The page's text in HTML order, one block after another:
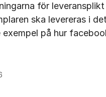
för leveransplikt
ska levereras i
exempel på hur